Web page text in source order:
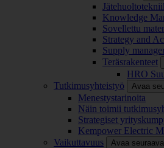
Knowledge
Sovellettu
Strategy and
Supply
Teräsrakenteet
HRO
Tutkimusyhteistyö
Avaa
Menestystarinoita
Näin toimii
Strategiset
Kempower Electric
Vaikuttavuus
Avaa